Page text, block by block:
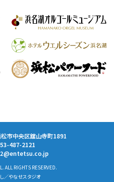
市中央区舘山寺町1891
487-2121
ALL RIGHTS RESERVED.
／やなせスタジオ